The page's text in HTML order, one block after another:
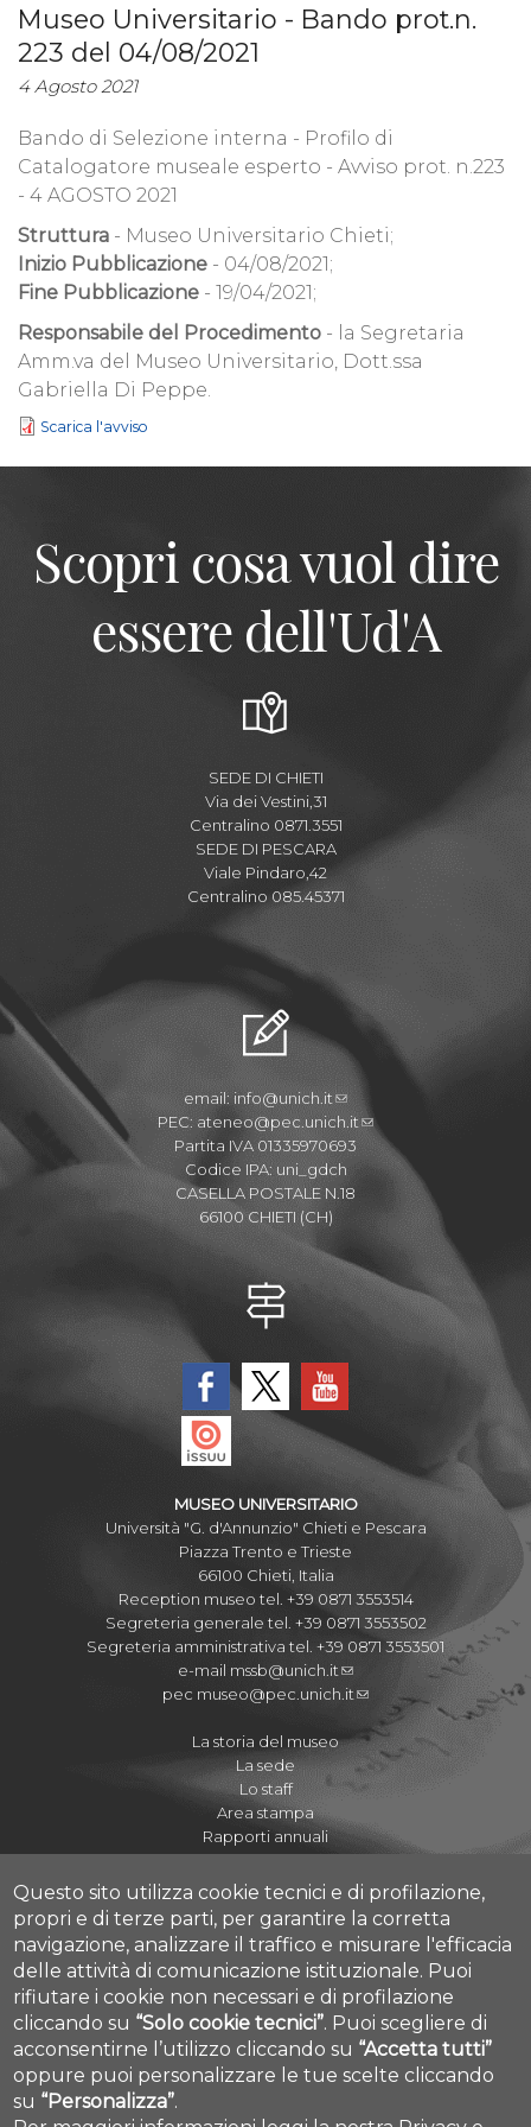
Museo Universitario - Bando prot.n.
223 del 04/08/2021
4 Agosto 2021
Bando di Selezione interna - Profilo di
Catalogatore museale esperto - Avviso prot. n.223
- 4 AGOSTO 2021
Struttura - Museo Universitario Chieti;
Inizio Pubblicazione - 04/08/2021;
Fine Pubblicazione - 19/04/2021;
Responsabile del Procedimento - la Segretaria
Amm.va del Museo Universitario, Dott.ssa
Gabriella Di Peppe.
Scarica l'avviso
Scopri cosa vuol dire
essere dell'Ud'A
SEDE DI CHIETI
Via dei Vestini,31
Centralino 0871.3551
SEDE DI PESCARA
Viale Pindaro,42
Centralino 085.45371
email: info@unich.it
PEC: ateneo@pec.unich.it
Partita IVA 01335970693
Codice IPA: uni_gdch
CASELLA POSTALE N.18
66100 CHIETI (CH)
MUSEO UNIVERSITARIO
Università "G. d'Annunzio" Chieti e Pescara
Piazza Trento e Trieste
66100 Chieti, Italia
Reception museo tel. +39 0871 3553514
Segreteria generale tel. +39 0871 3553502
Segreteria amministrativa tel. +39 0871 3553501
e-mail mssb@unich.it
pec museo@pec.unich.it
La storia del museo
La sede
Lo staff
Area stampa
Rapporti annuali
Regolamenti
Quaderni del Museo
Journal of Paleopathology
Proposte didattiche A.S. 2020-2021
Cookie settings
I Cicli dell'Arte
Questo sito utilizza cookie tecnici e di profilazione,
propri e di terze parti, per garantire la corretta
navigazione, analizzare il traffico e misurare l'efficacia
delle attività di comunicazione istituzionale. Puoi
rifiutare i cookie non necessari e di profilazione
cliccando su “Solo cookie tecnici”. Puoi scegliere di
acconsentirne l’utilizzo cliccando su “Accetta tutti”
oppure puoi personalizzare le tue scelte cliccando
su “Personalizza”.